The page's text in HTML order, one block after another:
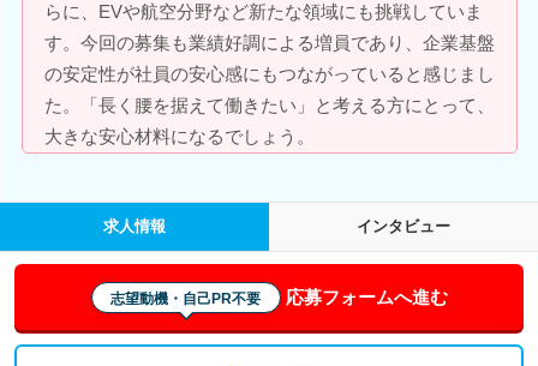
らに、EVや航空分野など新たな領域にも挑戦していま
す。今回の募集も業績好調による増員であり、企業基盤
の安定性が社員の安心感にもつながっていると感じまし
た。「長く腰を据えて働きたい」と考える方にとって、
大きな安心材料になるでしょう。
求人情報 インタビュー
志望動機・自己PR不要 応募フォームへ進む